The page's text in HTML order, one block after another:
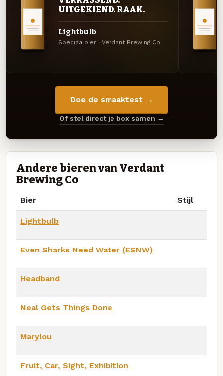
UITGEKIEND. RAAK.
Lightbulb
Speciaalbier · Verdant Brewing Co
Doe de smaaktest →
Of stel direct je box samen →
Andere bieren van Verdant
Brewing Co
Bier Stijl
Lightbulb
Even Sharks Need Water (ESNW)
Headband
Neal Gets Things Done
Marylou
Fruit, Car, Sight, Exhibition